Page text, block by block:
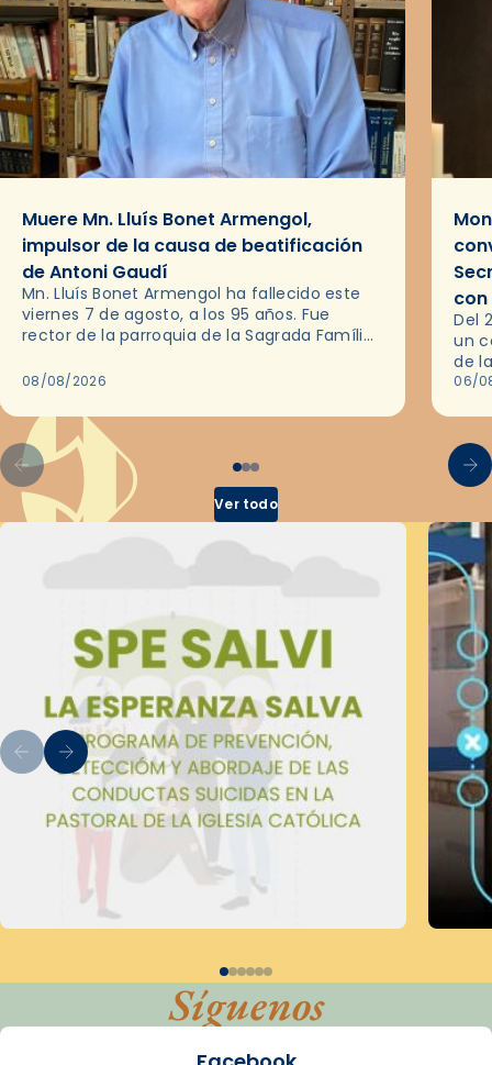
Muere Mn. Lluís Bonet Armengol,
impulsor de la causa de beatificación
de Antoni Gaudí
Mn. Lluís Bonet Armengol ha fallecido este
viernes 7 de agosto, a los 95 años. Fue
rector de la parroquia de la Sagrada Família
08/08/2026
Del
un
de
en
06/
Ver todo
Síguenos